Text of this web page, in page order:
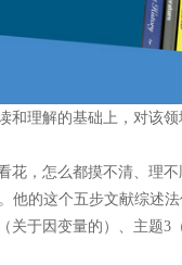
和理解的基础上，对该
花，怎么都摸不清、理
他的这个五步文献综述
于因变量的）、主题3